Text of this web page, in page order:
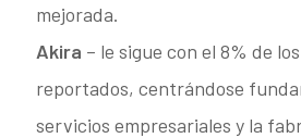
mejorada.
Akira – le sigue con el 8% de
reportados, centrándose
servicios empresariales y la